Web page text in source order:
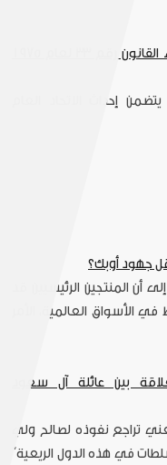
يلغي القانون ٣٣ الذي يتضمن إحداث الاتحاد العام
جهود أوبك؟
أن المنتجين الرئيسيين قد
العالمية، الأمر
2030 ستدمّر العلاقة بين عائلة آل سعود
تراجع نفوذه لصالح ولي
في هذه الدول الريعية”